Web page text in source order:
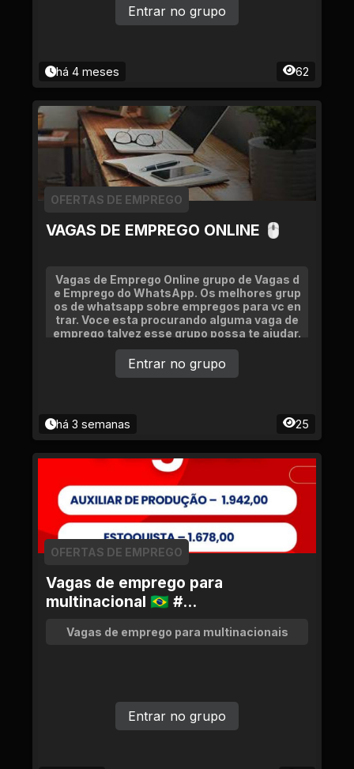
há 4 meses 62
Entrar no grupo
VAGAS DE EMPREGO ONLINE 🖱
OFERTAS DE EMPREGO
Vagas de Emprego Online grupo de Vagas d
e Emprego do WhatsApp. Os melhores grup
os de whatsapp sobre empregos para vc en
trar. Voce esta procurando alguma vaga de
emprego talvez esse grupo possa te ajudar.
há 3 semanas 25
Entrar no grupo
Vagas de emprego para
multinacional 🇧🇷 #...
OFERTAS DE EMPREGO
Vagas de emprego para multinacionais
Entrar no grupo